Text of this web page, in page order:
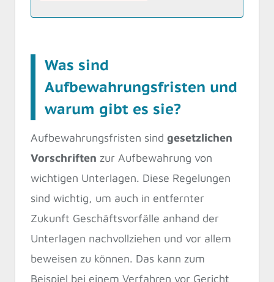
Was sind
Aufbewahrungsfristen und
warum gibt es sie?
Aufbewahrungsfristen sind gesetzlichen
Vorschriften zur Aufbewahrung von
wichtigen Unterlagen. Diese Regelungen
sind wichtig, um auch in entfernter
Zukunft Geschäftsvorfälle anhand der
Unterlagen nachvollziehen und vor allem
beweisen zu können. Das kann zum
Beispiel bei einem Verfahren vor Gericht